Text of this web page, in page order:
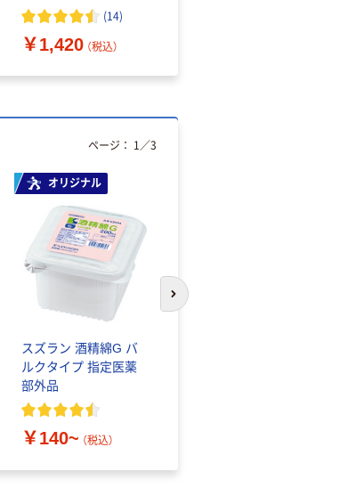
（10枚入り）
(14)
￥1,420 （税込）
オリジナル
スズラン 酒精綿G バ
ルクタイプ 指定医薬
部外品
￥140~ （税込）
ページ： 1 ／3
次のスライドへ